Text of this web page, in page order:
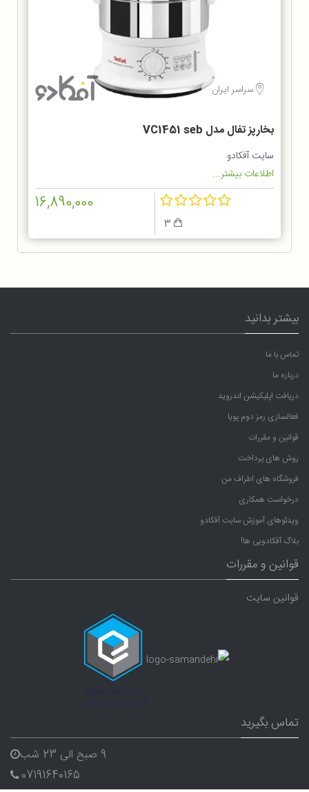
سراسر ایران
بخارپز تفال مدل VC1451 seb
سایت آفکادو
اطلاعات بیشتر...
16,890,000
بیشتر بدانید
تماس با ما
درباره ما
دریافت اپلیکیشن اندروید
فعالسازی رمز دوم پویا
قوانین و مقررات
روش های پرداخت
فروشگاه های اطراف من
درخواست همکاری
ویدئوهای آموزش سایت آفکادو
بلاگ آفکادویی ها!
قوانین و مقررات
قوانین سایت
تماس بگیرید
9 صبح الی 23 شب
07191640165